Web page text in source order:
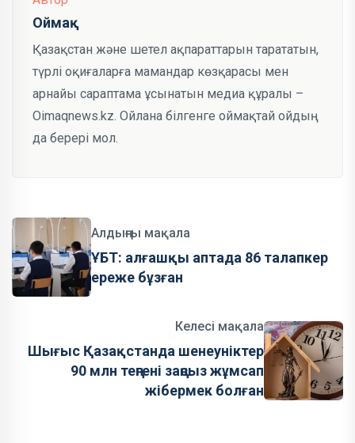
Оймақ
Қазақстан және шетел ақпараттарын тарататын,
түрлі оқиғаларға мамандар көзқарасы мен
арнайы сараптама ұсынатын медиа құралы –
Oimaqnews.kz. Ойлана білгенге оймақтай ойдың
да берері мол.
Алдыңғы мақала
ҰБТ: алғашқы аптада 86 талапкер
ереже бұзған
Келесі мақала
Шығыс Қазақстанда шенеуніктер
90 млн теңгені заңсыз жұмсап
жібермек болған